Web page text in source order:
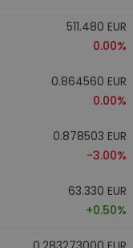
511.480 EUR
0.00%
0.864560 EUR
0.00%
0.878503 EUR
-3.00%
63.330 EUR
+0.50%